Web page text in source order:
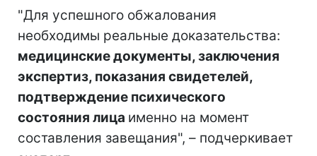
"Для успешного обжалования
необходимы реальные доказательства:
медицинские документы, заключения
экспертиз, показания свидетелей,
подтверждение психического
состояния лица именно на момент
составления завещания", – подчеркивает